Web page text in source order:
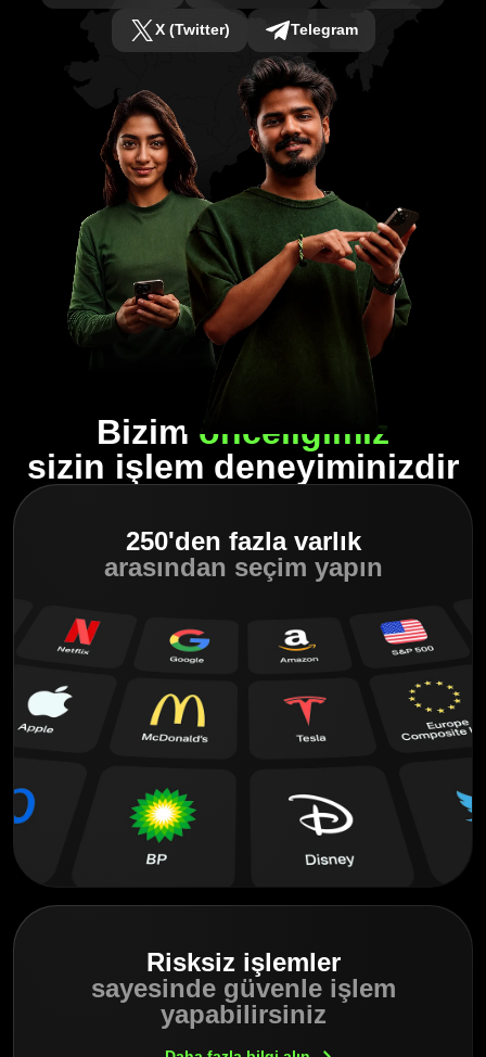
X (Twitter) Telegram
Bizim önceliğimiz
sizin işlem deneyiminizdir
250'den fazla varlık
arasından seçim yapın
Risksiz işlemler
sayesinde güvenle işlem
yapabilirsiniz